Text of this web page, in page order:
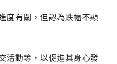
度有關，但認為跌幅不顯
活動等，以促進其身心發